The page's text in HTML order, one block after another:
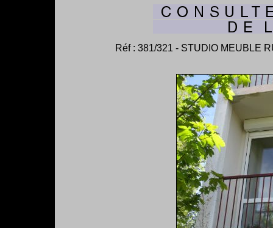
Réf : 381/321 - STUDIO MEUBLE